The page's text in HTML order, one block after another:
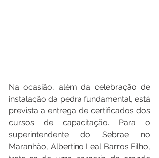
Na ocasião, além da celebração de
instalação da pedra fundamental, está
prevista a entrega de certificados dos
cursos de capacitação. Para o
superintendente do Sebrae no
Maranhão, Albertino Leal Barros Filho,